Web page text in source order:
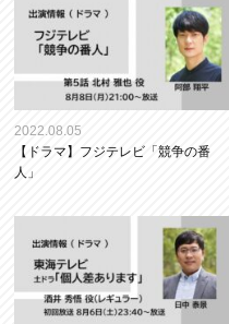
2022.08.05
【ドラマ】フジテレビ「競争の番
人」